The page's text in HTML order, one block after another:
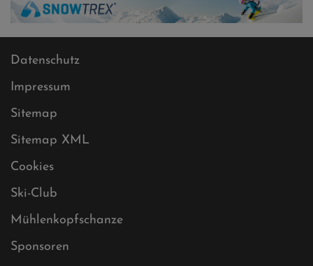
Datenschutz
Impressum
Sitemap
Sitemap XML
Cookies
Ski-Club
Mühlenkopfschanze
Sponsoren